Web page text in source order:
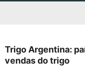
Trigo Argentina:
vendas do trigo